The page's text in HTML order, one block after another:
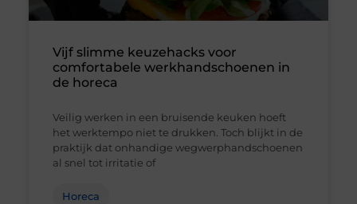
Vijf slimme keuzehacks voor
comfortabele werkhandschoenen in
de horeca
Veilig werken in een bruisende keuken hoeft
het werktempo niet te drukken. Toch blijkt in de
praktijk dat onhandige wegwerphandschoenen
al snel tot irritatie of
Horeca